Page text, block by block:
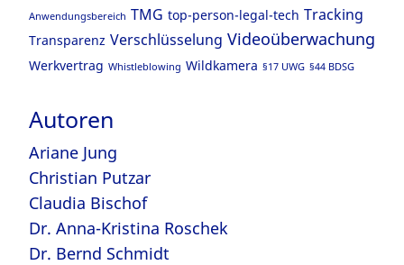
Anwendungsbereich TMG top-person-legal-tech Tracking
Transparenz Verschlüsselung Videoüberwachung
Werkvertrag Whistleblowing Wildkamera §17 UWG §44 BDSG
Autoren
Ariane Jung
Christian Putzar
Claudia Bischof
Dr. Anna-Kristina Roschek
Dr. Bernd Schmidt